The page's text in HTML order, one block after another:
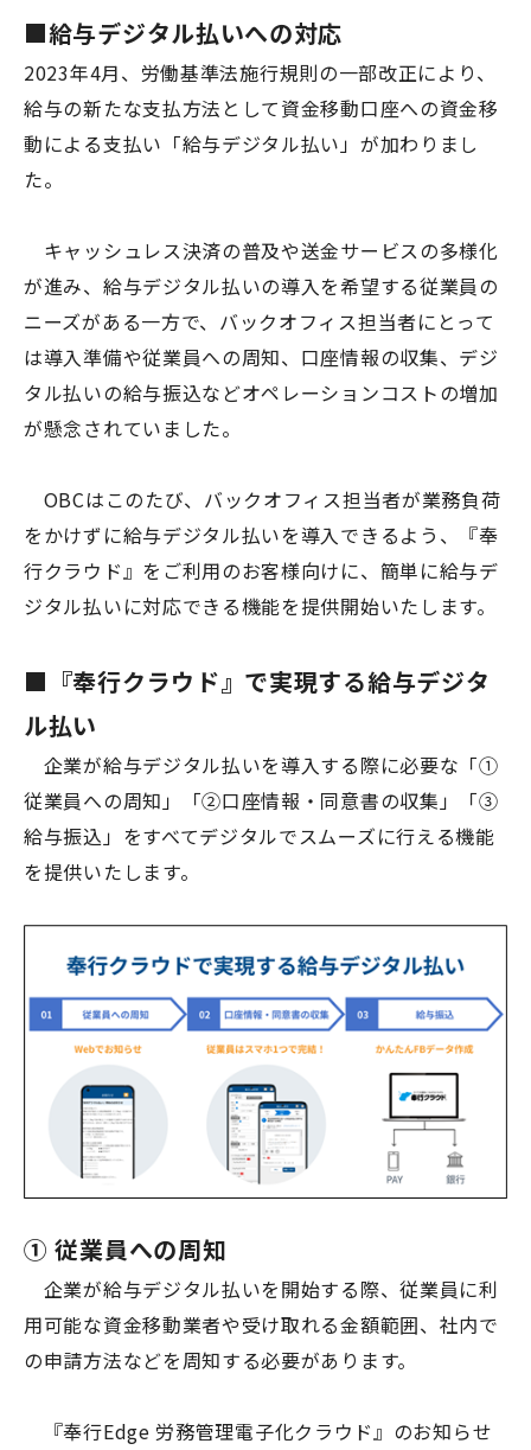
■給与デジタル払いへの対応
2023年4月、労働基準法施行規則の一部改正により、
給与の新たな支払方法として資金移動口座への資金移
動による支払い「給与デジタル払い」が加わりまし
た。
キャッシュレス決済の普及や送金サービスの多様化
が進み、給与デジタル払いの導入を希望する従業員の
ニーズがある一方で、バックオフィス担当者にとって
は導入準備や従業員への周知、口座情報の収集、デジ
タル払いの給与振込などオペレーションコストの増加
が懸念されていました。
OBCはこのたび、バックオフィス担当者が業務負荷
をかけずに給与デジタル払いを導入できるよう、『奉
行クラウド』をご利用のお客様向けに、簡単に給与デ
ジタル払いに対応できる機能を提供開始いたします。
■『奉行クラウド』で実現する給与デジタ
ル払い
企業が給与デジタル払いを導入する際に必要な「①
従業員への周知」「②口座情報・同意書の収集」「③
給与振込」をすべてデジタルでスムーズに行える機能
を提供いたします。
① 従業員への周知
企業が給与デジタル払いを開始する際、従業員に利
用可能な資金移動業者や受け取れる金額範囲、社内で
の申請方法などを周知する必要があります。
『奉行Edge 労務管理電子化クラウド』のお知らせ